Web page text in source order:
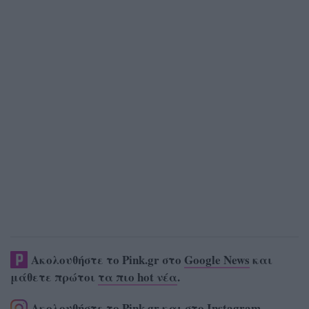
Ακολουθήστε το Pink.gr στο Google News και
μάθετε πρώτοι τα πιο hot νέα.